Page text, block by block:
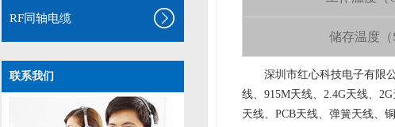
RF同轴电缆
联系我们
储存温度（
深圳市红心科技电子有限
线、915M天线、2.4G天线、
天线、PCB天线、弹簧天线、